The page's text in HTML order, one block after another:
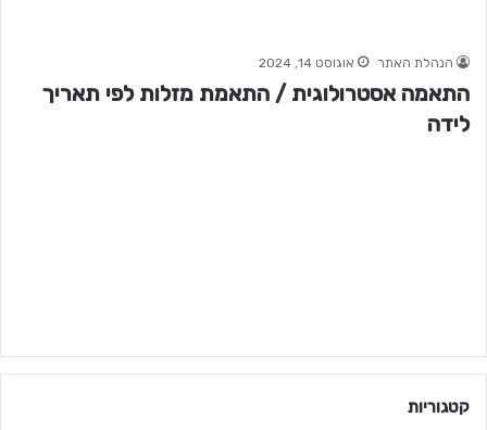
הנהלת האתר אוגוסט 14, 2024
התאמה אסטרולוגית / התאמת מזלות לפי תאריך
לידה
קטגוריות